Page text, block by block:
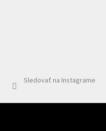
Sledovať na Instagrame